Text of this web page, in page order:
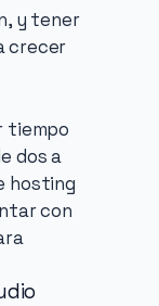
y tener
crecer
tiempo
dos a
hosting
con